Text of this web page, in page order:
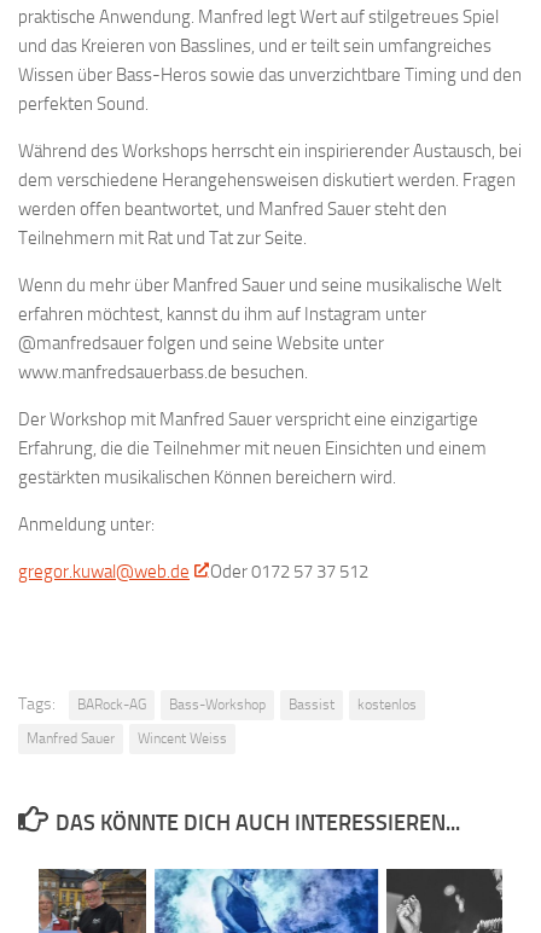
praktische Anwendung. Manfred legt Wert auf stilgetreues Spiel
und das Kreieren von Basslines, und er teilt sein umfangreiches
Wissen über Bass-Heros sowie das unverzichtbare Timing und den
perfekten Sound.
Während des Workshops herrscht ein inspirierender Austausch, bei
dem verschiedene Herangehensweisen diskutiert werden. Fragen
werden offen beantwortet, und Manfred Sauer steht den
Teilnehmern mit Rat und Tat zur Seite.
Wenn du mehr über Manfred Sauer und seine musikalische Welt
erfahren möchtest, kannst du ihm auf Instagram unter
@manfredsauer folgen und seine Website unter
www.manfredsauerbass.de besuchen.
Der Workshop mit Manfred Sauer verspricht eine einzigartige
Erfahrung, die die Teilnehmer mit neuen Einsichten und einem
gestärkten musikalischen Können bereichern wird.
Anmeldung unter:
gregor.kuwal@web.de Oder 0172 57 37 512
Tags: BARock-AG Bass-Workshop Bassist
kostenlos
Manfred Sauer
Wincent Weiss
DAS KÖNNTE DICH AUCH INTERESSIEREN...